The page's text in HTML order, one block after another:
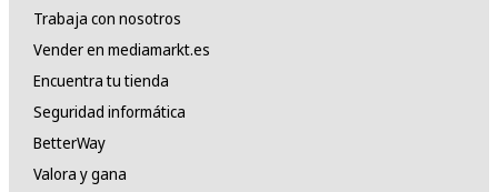
Trabaja con nosotros
Vender en mediamarkt.es
Encuentra tu tienda
Seguridad informática
BetterWay
Valora y gana